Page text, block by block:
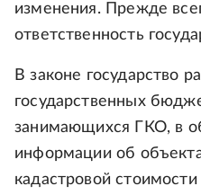
изменения. Прежде
ответственность
В законе государство
государственных
занимающихся ГКО, в
информации об
кадастровой